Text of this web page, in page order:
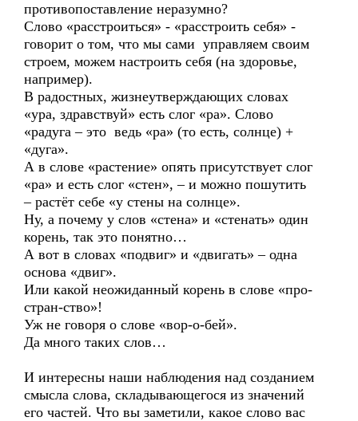
противопоставление неразумно?
Слово «расстроиться» - «расстроить себя» -
говорит о том, что мы сами управляем своим
строем, можем настроить себя (на здоровье,
например).
В радостных, жизнеутверждающих словах
«ура, здравствуй» есть слог «ра». Слово
«радуга – это ведь «ра» (то есть, солнце) +
«дуга».
А в слове «растение» опять присутствует слог
«ра» и есть слог «стен», – и можно пошутить
– растёт себе «у стены на солнце».
Ну, а почему у слов «стена» и «стенать» один
корень, так это понятно…
А вот в словах «подвиг» и «двигать» – одна
основа «двиг».
Или какой неожиданный корень в слове «про-
стран-ство»!
Уж не говоря о слове «вор-о-бей».
Да много таких слов…
И интересны наши наблюдения над созданием
смысла слова, складывающегося из значений
его частей. Что вы заметили, какое слово вас